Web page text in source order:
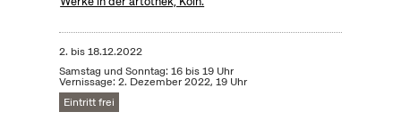
2. bis18.12.2022
Samstag und Sonntag: 16 bis 19 Uhr
Vernissage: 2. Dezember 2022, 19 Uhr
Eintritt frei